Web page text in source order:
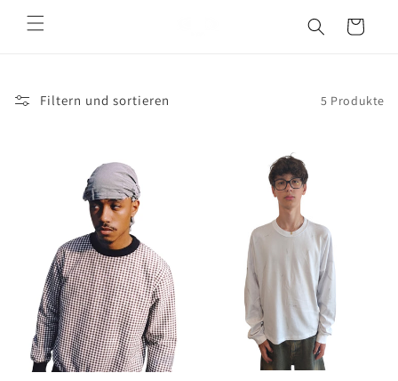
zum
Inhalt
Warenkorb
Filtern und sortieren 5 Produkte